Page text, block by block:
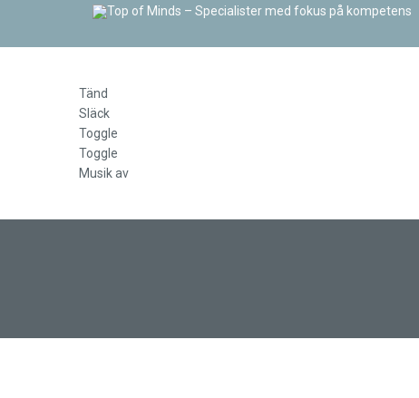
Tänd
Släck
Toggle
Toggle
Musik av